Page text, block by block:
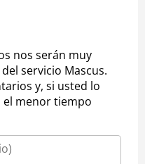
nos serán muy
servicio Mascus.
y, si usted lo
el menor tiempo